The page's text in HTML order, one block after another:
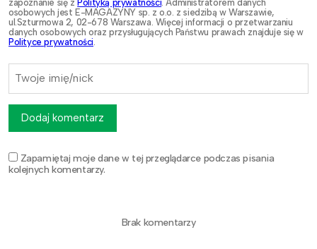
zapoznanie się zPolityką prywatności . Administratorem danych
osobowych jest E-MAGAZYNY sp. z o.o. z siedzibą w Warszawie,
ul.Szturmowa 2, 02-678 Warszawa. Więcej informacji o przetwarzaniu
danych osobowych oraz przysługujących Państwu prawach znajduje się w
Polityce prywatności
Zapamiętaj moje dane w tej przeglądarce podczas pisania
kolejnych komentarzy.
Dodaj komentarz
Brak komentarzy